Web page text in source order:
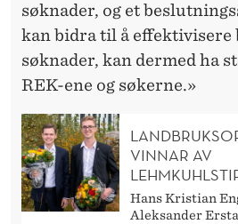
søknader, og et
kan bidra til å effektivisere
søknader, kan dermed ha
REK-ene og søkerne.»
VINNAR AV
Hans Kristian
Aleksander